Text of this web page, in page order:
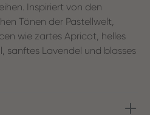
Inspiriert von den
Tönen der Pastellwelt,
wie zartes Apricot, helles
sanftes Lavendel und blasses